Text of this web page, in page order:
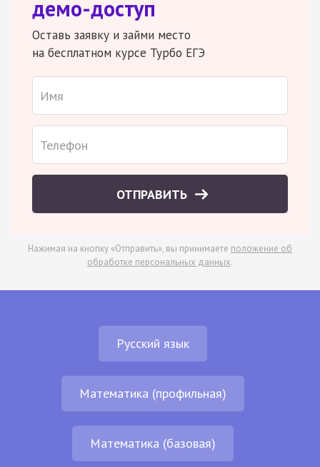
демо-доступ
Оставь заявку и займи место
на бесплатном курсе Турбо ЕГЭ
ОТПРАВИТЬ
Нажимая на кнопку «Отправить», вы принимаете положение об
обработке персональных данных.
Русский язык
Математика (профильная)
Математика (базовая)